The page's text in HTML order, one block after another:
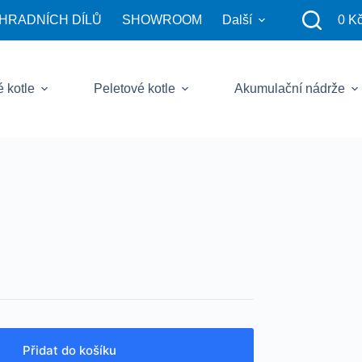
DÍLŮ SHOWROOM Další
cart
0
kotle Peletové kotle Akumulační nádrže
Přidat do košíku